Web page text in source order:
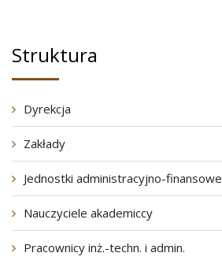
Struktura
Dyrekcja
Zakłady
Jednostki administracyjno-finansowe
Nauczyciele akademiccy
Pracownicy inż.-techn. i admin.